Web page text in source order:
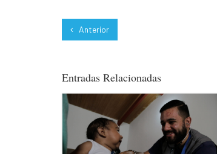
Anterior
Entradas Relacionadas